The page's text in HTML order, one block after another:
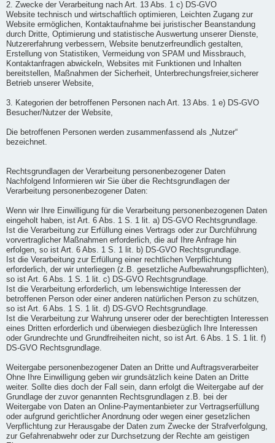
2. Zwecke der Verarbeitung nach Art. 13 Abs. 1 c) DS-GVO
Website technisch und wirtschaftlich optimieren, Leichten Zugang zur
Website ermöglichen, Kontaktaufnahme bei juristischer Beanstandung
durch Dritte, Optimierung und statistische Auswertung unserer Dienste,
Nutzererfahrung verbessern, Website benutzerfreundlich gestalten,
Erstellung von Statistiken, Vermeidung von SPAM und Missbrauch,
Kontaktanfragen abwickeln, Websites mit Funktionen und Inhalten
bereitstellen, Maßnahmen der Sicherheit, Unterbrechungsfreier,sicherer
Betrieb unserer Website,
3. Kategorien der betroffenen Personen nach Art. 13 Abs. 1 e) DS-GVO
Besucher/Nutzer der Website,
Die betroffenen Personen werden zusammenfassend als „Nutzer“
bezeichnet.
Rechtsgrundlagen der Verarbeitung personenbezogener Daten
Nachfolgend Informieren wir Sie über die Rechtsgrundlagen der
Verarbeitung personenbezogener Daten:
Wenn wir Ihre Einwilligung für die Verarbeitung personenbezogenen Daten
eingeholt haben, ist Art. 6 Abs. 1 S. 1 lit. a) DS-GVO Rechtsgrundlage.
Ist die Verarbeitung zur Erfüllung eines Vertrags oder zur Durchführung
vorvertraglicher Maßnahmen erforderlich, die auf Ihre Anfrage hin
erfolgen, so ist Art. 6 Abs. 1 S. 1 lit. b) DS-GVO Rechtsgrundlage.
Ist die Verarbeitung zur Erfüllung einer rechtlichen Verpflichtung
erforderlich, der wir unterliegen (z.B. gesetzliche Aufbewahrungspflichten),
so ist Art. 6 Abs. 1 S. 1 lit. c) DS-GVO Rechtsgrundlage.
Ist die Verarbeitung erforderlich, um lebenswichtige Interessen der
betroffenen Person oder einer anderen natürlichen Person zu schützen,
so ist Art. 6 Abs. 1 S. 1 lit. d) DS-GVO Rechtsgrundlage.
Ist die Verarbeitung zur Wahrung unserer oder der berechtigten Interessen
eines Dritten erforderlich und überwiegen diesbezüglich Ihre Interessen
oder Grundrechte und Grundfreiheiten nicht, so ist Art. 6 Abs. 1 S. 1 lit. f)
DS-GVO Rechtsgrundlage.
Weitergabe personenbezogener Daten an Dritte und Auftragsverarbeiter
Ohne Ihre Einwilligung geben wir grundsätzlich keine Daten an Dritte
weiter. Sollte dies doch der Fall sein, dann erfolgt die Weitergabe auf der
Grundlage der zuvor genannten Rechtsgrundlagen z.B. bei der
Weitergabe von Daten an Online-Paymentanbieter zur Vertragserfüllung
oder aufgrund gerichtlicher Anordnung oder wegen einer gesetzlichen
Verpflichtung zur Herausgabe der Daten zum Zwecke der Strafverfolgung,
zur Gefahrenabwehr oder zur Durchsetzung der Rechte am geistigen